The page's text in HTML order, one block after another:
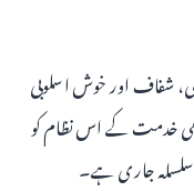
شفاف اور خوش اسلوبی
خدمت کے اس نظام کو
سلسلہ جاری ہے۔